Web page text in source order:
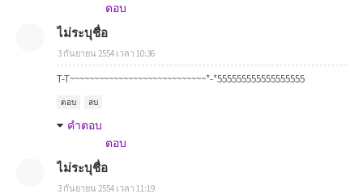
ตอบ
ไม่ระบุชื่อ
3 กันยายน 2554 เวลา 10:36
T-T~~~~~~~~~~~~~~~~~~~~~~~~~~~~*-*555555555555555555
ตอบ ลบ
คำตอบ
ตอบ
ไม่ระบุชื่อ
3 กันยายน 2554 เวลา 11:19